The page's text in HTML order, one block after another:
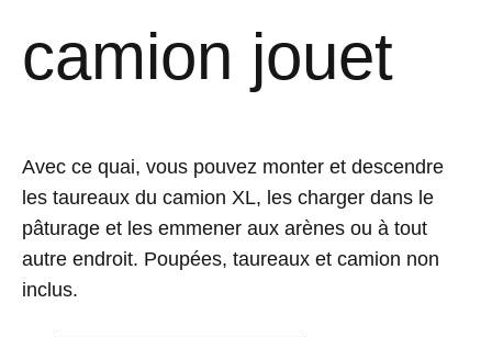
camion jouet
Avec ce quai, vous pouvez monter et descendre
les taureaux du camion XL, les charger dans le
pâturage et les emmener aux arènes ou à tout
autre endroit. Poupées, taureaux et camion non
inclus.